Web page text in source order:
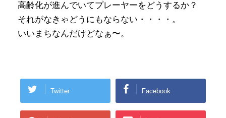
高齢化が進んでいてプレーヤーをどうするか？
それがなきゃどうにもならない・・・・。
いいまちなんだけどなぁ〜。
Twitter Facebook